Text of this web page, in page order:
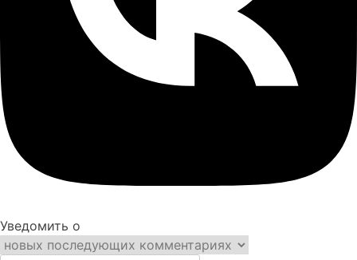
Уведомить о